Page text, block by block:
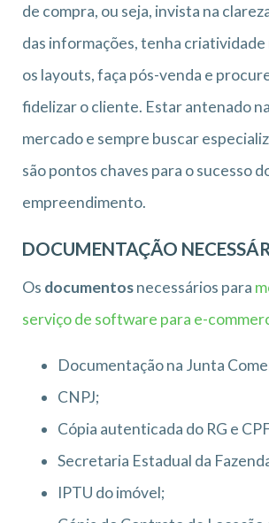
de compra, ou seja, invista na
das informações, tenha criatividade
os layouts, faça pós-venda e
fidelizar o cliente. Estar antenado
mercado e sempre buscar
são pontos chaves para o sucesso
empreendimento.
DOCUMENTAÇÃO
Os documentosnecessários para
serviço de software para e-
Documentação na Junta
CNPJ;
Cópia autenticada do RG e
Secretaria Estadual da
IPTU do imóvel;